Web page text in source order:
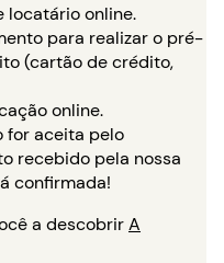
locatário online.
para realizar o pré-
(cartão de crédito,
online.
for aceita pelo
recebido pela nossa
confirmada!
a descobrirA